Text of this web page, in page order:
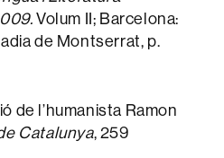
Volum II; Barcelona:
de Montserrat, p.
de l’humanista Ramon
Catalunya, 259